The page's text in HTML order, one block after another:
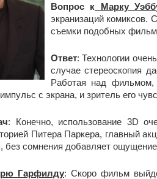
Вопрос к Марку
экранизаций комиксов.
съемки подобных
Ответ: Технологии
случае стереоскопия
Работая над фильмом,
с экрана, и зритель его
: Конечно, использование 3D
Питера Паркера, главный
без сомнения добавляет
Гарфилду: Скоро фильм